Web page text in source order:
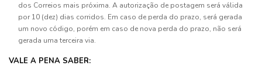
dos Correios mais próxima. A autorização de postagem será válida
por 10 (dez) dias corridos. Em caso de perda do prazo, será gerada
um novo código, porém em caso de nova perda do prazo, não será
gerada uma terceira via.
VALE A PENA SABER: